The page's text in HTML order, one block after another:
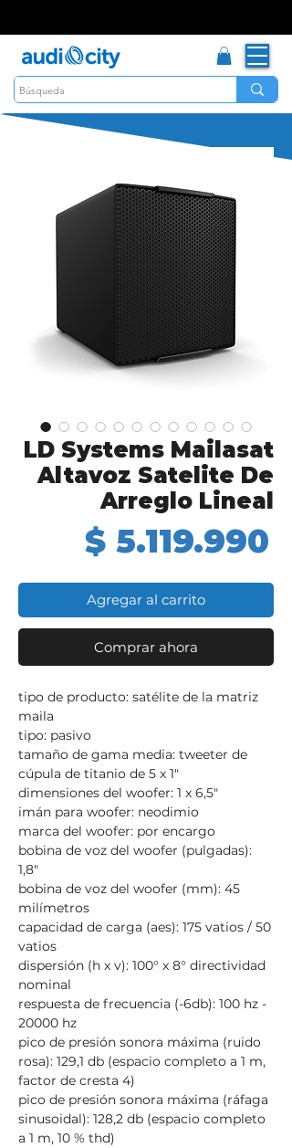
LD Systems Mailasat
Altavoz Satelite De
Arreglo Lineal
$ 5.119.990
Agregar al carrito
Comprar ahora
tipo de producto: satélite de la matriz
maila
tipo: pasivo
tamaño de gama media: tweeter de
cúpula de titanio de 5 x 1"
dimensiones del woofer: 1 x 6,5"
imán para woofer: neodimio
marca del woofer: por encargo
bobina de voz del woofer (pulgadas):
1,8"
bobina de voz del woofer (mm): 45
milímetros
capacidad de carga (aes): 175 vatios / 50
vatios
dispersión (h x v): 100° x 8° directividad
nominal
respuesta de frecuencia (-6db): 100 hz -
20000 hz
pico de presión sonora máxima (ruido
rosa): 129,1 db (espacio completo a 1 m,
factor de cresta 4)
pico de presión sonora máxima (ráfaga
sinusoidal): 128,2 db (espacio completo
a 1 m, 10 % thd)